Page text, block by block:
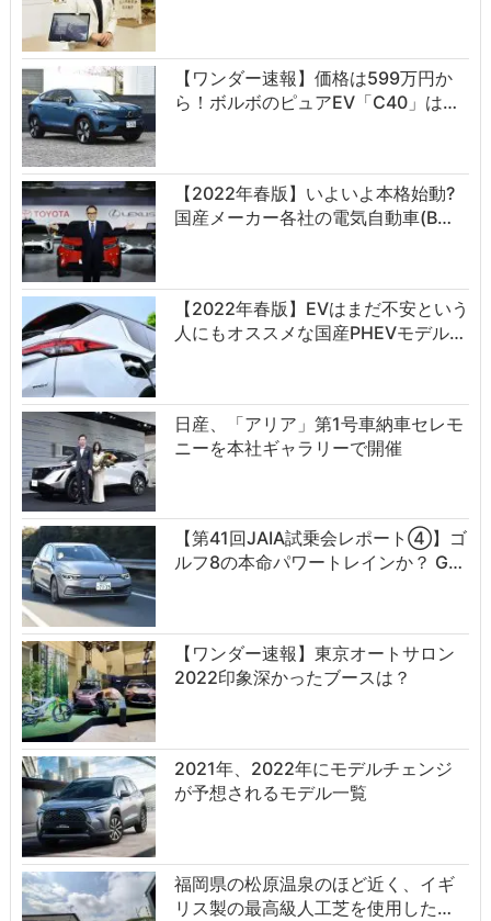
【ワンダー速報】価格は599万円か
ら！ボルボのピュアEV「C40」は…
【2022年春版】いよいよ本格始動?
国産メーカー各社の電気自動車(B…
【2022年春版】EVはまだ不安という
人にもオススメな国産PHEVモデル…
日産、「アリア」第1号車納車セレモ
ニーを本社ギャラリーで開催
【第41回JAIA試乗会レポート④】ゴ
ルフ8の本命パワートレインか？ G…
【ワンダー速報】東京オートサロン
2022印象深かったブースは？
2021年、2022年にモデルチェンジ
が予想されるモデル一覧
福岡県の松原温泉のほど近く、イギ
リス製の最高級人工芝を使用した…